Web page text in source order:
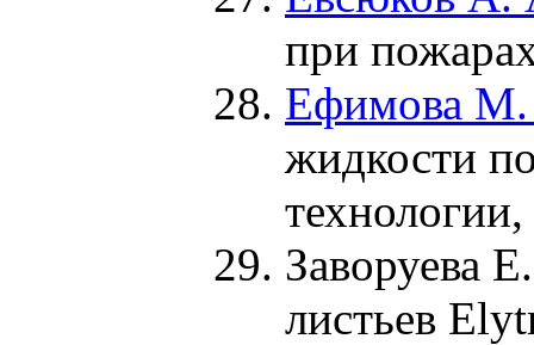
при
Ефимова
жидкости
технологии,
Заворуева
листьев